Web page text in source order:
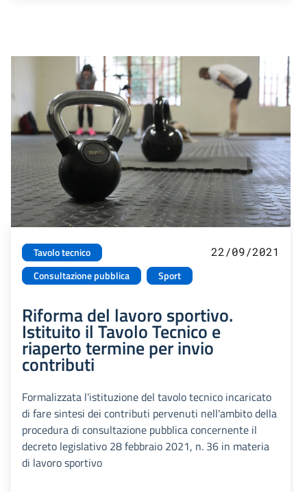
Tavolo tecnico
Consultazione pubblica
Sport
22/09/2021
Riforma del lavoro sportivo.
Istituito il Tavolo Tecnico e
riaperto termine per invio
contributi
Formalizzata l'istituzione del tavolo tecnico incaricato
di fare sintesi dei contributi pervenuti nell'ambito della
procedura di consultazione pubblica concernente il
decreto legislativo 28 febbraio 2021, n. 36 in materia
di lavoro sportivo